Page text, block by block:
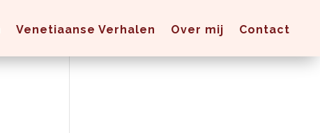
Venetiaanse Verhalen Over mij Contact